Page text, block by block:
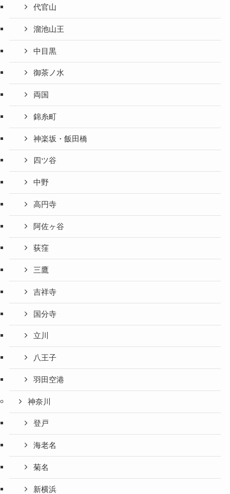
代官山
溜池山王
中目黒
御茶ノ水
両国
錦糸町
神楽坂・飯田橋
四ツ谷
中野
高円寺
阿佐ヶ谷
荻窪
三鷹
吉祥寺
国分寺
立川
八王子
羽田空港
神奈川
登戸
海老名
菊名
新横浜